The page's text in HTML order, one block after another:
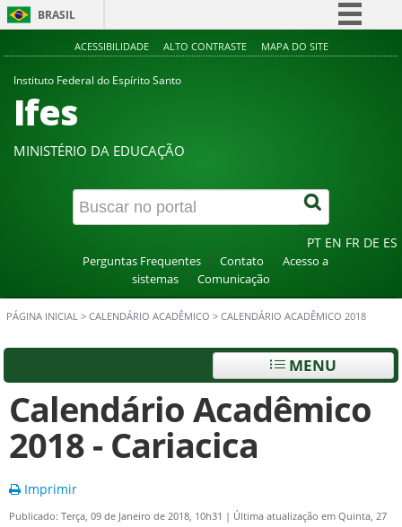
BRASIL
Simplifique!
Canais
ACESSIBILIDADE ALTO CONTRASTE MAPA DO SITE
Instituto Federal do Espírito Santo
Ifes
MINISTÉRIO DA EDUCAÇÃO
PT EN FR DE ES
Perguntas Frequentes Contato
Acesso a
sistemas
Comunicação
PÁGINA INICIAL > CALENDÁRIO ACADÊMICO > CALENDÁRIO ACADÊMICO 2018
MENU
Calendário Acadêmico
2018 - Cariacica
Imprimir
Publicado: Terça, 09 de Janeiro de 2018, 10h31 | Última atualização em Quinta, 27